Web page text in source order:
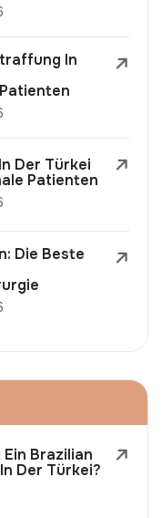
In
Der Türkei
Patienten
Die Beste
Brazilian
Der Türkei?